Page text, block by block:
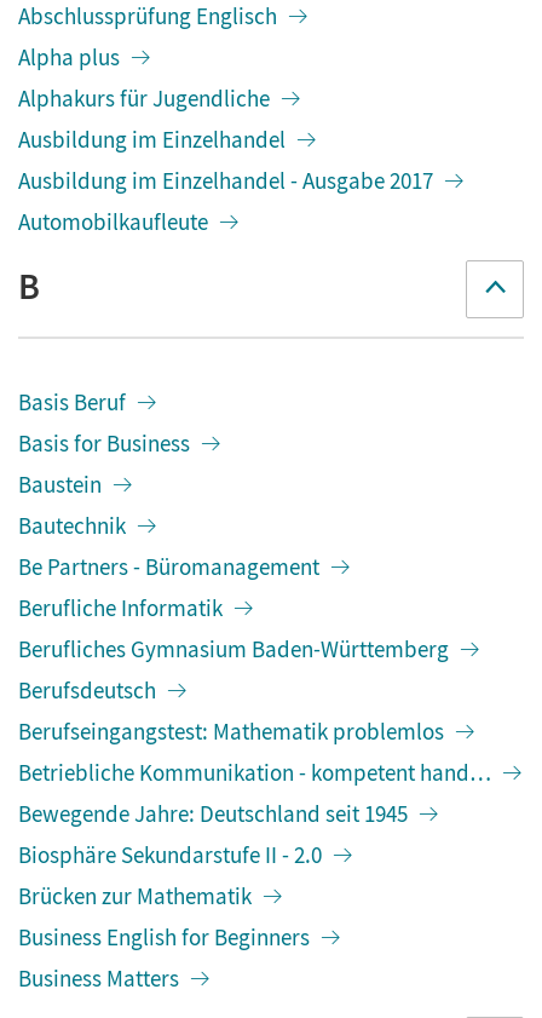
Abschlussprüfung Englisch
Alpha plus
Alphakurs für Jugendliche
Ausbildung im Einzelhandel
Ausbildung im Einzelhandel - Ausgabe 2017
Automobilkaufleute
B
Basis Beruf
Basis for Business
Baustein
Bautechnik
Be Partners - Büromanagement
Berufliche Informatik
Berufliches Gymnasium Baden-Württemberg
Berufsdeutsch
Berufseingangstest: Mathematik problemlos
Betriebliche Kommunikation - kompetent handeln
Bewegende Jahre: Deutschland seit 1945
Biosphäre Sekundarstufe II - 2.0
Brücken zur Mathematik
Business English for Beginners
Business Matters